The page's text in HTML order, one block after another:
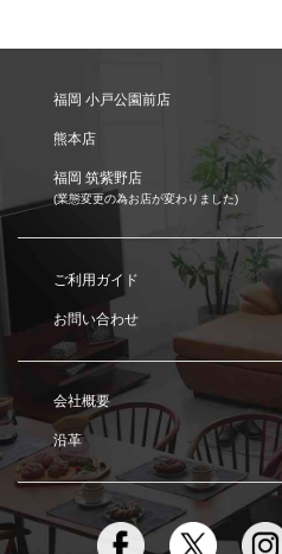
福岡 小戸公園前店
熊本店
福岡 筑紫野店
(業態変更の為お店が変わりました)
ご利用ガイド
お問い合わせ
会社概要
沿革